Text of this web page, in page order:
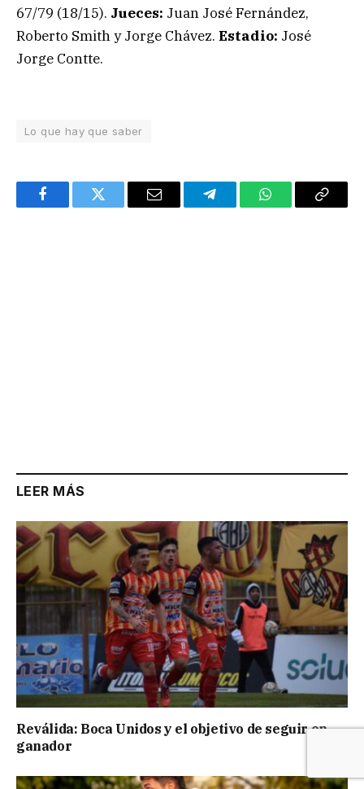
67/79 (18/15). Jueces: Juan José Fernández,
Roberto Smith y Jorge Chávez. Estadio: José
Jorge Contte.
Lo que hay que saber
FacebookTwitter Email TelegramWhatsAppCopy
LEER MÁS
Reválida: Boca Unidos y el objetivo de seguir en
ganador